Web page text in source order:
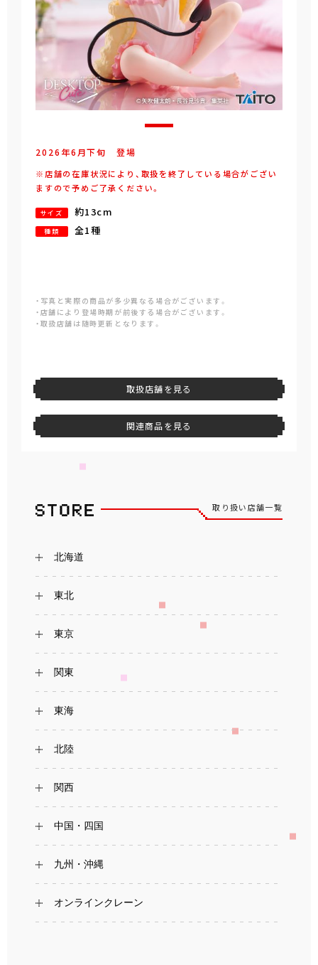
2026年6 月下旬 登場
※店舗の在庫状況により、取扱を終了している場合がござい
ますので予めご了承ください。
サイズ 約13cm
種類 全1種
・写真と実際の商品が多少異なる場合がございます。
・店舗により登場時期が前後する場合がございます。
・取扱店舗は随時更新となります。
取扱店舗を見る
関連商品を見る
取り扱い店舗一覧
北海道
東北
東京
関東
東海
北陸
関西
中国・四国
九州・沖縄
オンラインクレーン